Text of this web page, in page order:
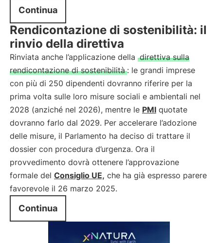
Continua
Rendicontazione di sostenibilità: il
rinvio della direttiva
Rinviata anche l’applicazione della direttiva sulla
rendicontazione di sostenibilità : le grandi imprese
con più di 250 dipendenti dovranno riferire per la
prima volta sulle loro misure sociali e ambientali nel
2028 (anziché nel 2026), mentre le PMI quotate
dovranno farlo dal 2029. Per accelerare l’adozione
delle misure, il Parlamento ha deciso di trattare il
dossier con procedura d’urgenza. Ora il
provvedimento dovrà ottenere l’approvazione
formale del Consiglio UE, che ha già espresso parere
favorevole il 26 marzo 2025.
Continua